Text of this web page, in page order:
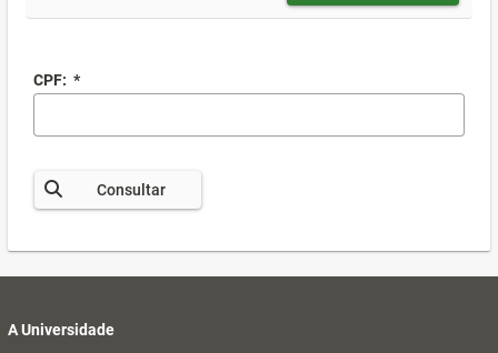
CPF: *
Consultar
A Universidade